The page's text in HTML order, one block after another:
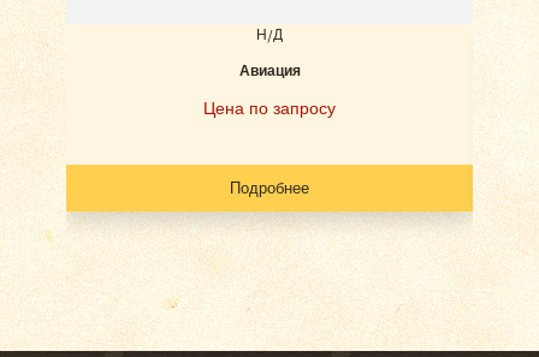
Н/Д
Авиация
Цена по запросу
Подробнее